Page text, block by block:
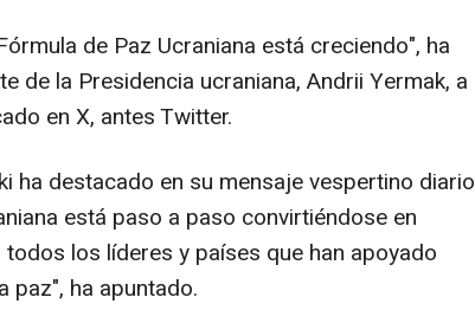
de Paz Ucraniana está creciendo", ha
de la Presidencia ucraniana, Andrii Yermak, a
en X, antes Twitter.
ha destacado en su mensaje vespertino diario
está paso a paso convirtiéndose en
los líderes y países que han apoyado
paz", ha apuntado.